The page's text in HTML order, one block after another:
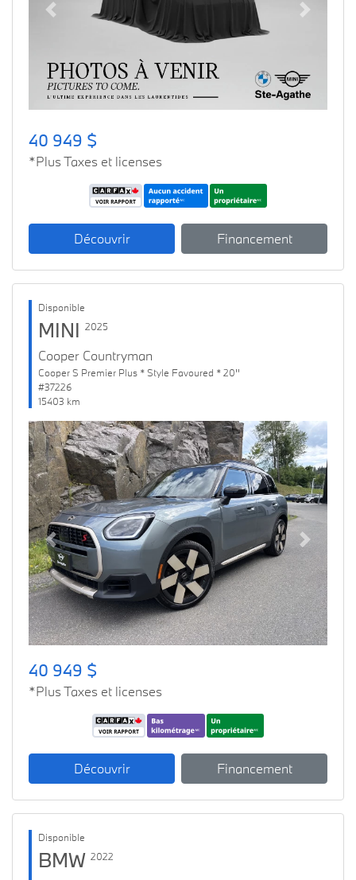
Previous Next
40 949 $
*Plus Taxes et licenses
Découvrir Financement
Disponible
MINI 2025
Cooper Countryman
Cooper S Premier Plus * Style Favoured * 20''
#37226
15403 km
Previous Next
40 949 $
*Plus Taxes et licenses
Découvrir Financement
Disponible
BMW 2022